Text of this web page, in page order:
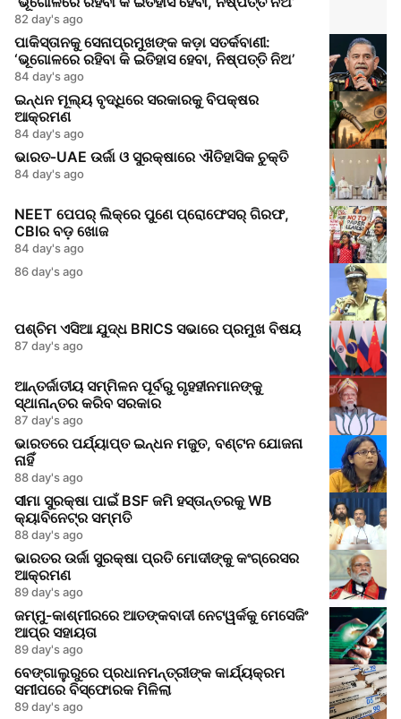
82 day's ago
ପାକିସ୍ତାନକୁ ସେନାପ୍ରମୁଖଙ୍କ କଡ଼ା ସତର୍କବାଣୀ:
‘ଭୂଗୋଳରେ ରହିବା କି ଇତିହାସ ହେବା, ନିଷ୍ପତ୍ତି ନିଅ’
84 day's ago
ଇନ୍ଧନ ମୂଲ୍ୟ ବୃଦ୍ଧିରେ ସରକାରକୁ ବିପକ୍ଷର
ଆକ୍ରମଣ
84 day's ago
ଭାରତ‑UAE ଉର୍ଜା ଓ ସୁରକ୍ଷାରେ ଐତିହାସିକ ଚୁକ୍ତି
84 day's ago
NEET ପେପର୍ ଲିକ୍‌ରେ ପୁଣେ ପ୍ରୋଫେସର୍‌ ଗିରଫ,
CBIର ବଡ଼ ଖୋଜ
84 day's ago
86 day's ago
ପଶ୍ଚିମ ଏସିଆ ଯୁଦ୍ଧ BRICS ସଭାରେ ପ୍ରମୁଖ ବିଷୟ
87 day's ago
ଆନ୍ତର୍ଜାତୀୟ ସମ୍ମିଳନ ପୂର୍ବରୁ ଗୃହହୀନମାନଙ୍କୁ
ସ୍ଥାନାନ୍ତର କରିବ ସରକାର
87 day's ago
ଭାରତରେ ପର୍ଯ୍ୟାପ୍ତ ଇନ୍ଧନ ମଜୁତ, ବଣ୍ଟନ ଯୋଜନା
ନାହିଁ
88 day's ago
ସୀମା ସୁରକ୍ଷା ପାଇଁ BSF ଜମି ହସ୍ତାନ୍ତରକୁ WB
କ୍ୟାବିନେଟ୍‌ର ସମ୍ମତି
88 day's ago
ଭାରତର ଉର୍ଜା ସୁରକ୍ଷା ପ୍ରତି ମୋଦୀଙ୍କୁ କଂଗ୍ରେସର
ଆକ୍ରମଣ
89 day's ago
ଜମ୍ମୁ-କାଶ୍ମୀରରେ ଆତଙ୍କବାଦୀ ନେଟୱର୍କକୁ ମେସେଜିଂ
ଆପ୍‌ର ସହାୟତା
89 day's ago
ବେଙ୍ଗାଲୁରୁରେ ପ୍ରଧାନମନ୍ତ୍ରୀଙ୍କ କାର୍ଯ୍ୟକ୍ରମ
ସମୀପରେ ବିସ୍ଫୋରକ ମିଳିଲା
89 day's ago